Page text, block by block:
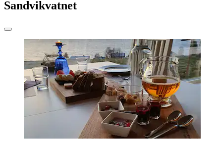
Sandvikvatnet